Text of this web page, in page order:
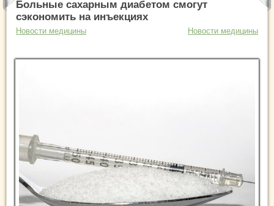
Больные сахарным диабетом смогут
сэкономить на инъекциях
Новости медицины Новости медицины